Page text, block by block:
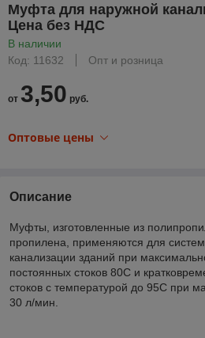
Муфта для наружной
Цена без НДС
В наличии
Код: 11632
Опт и розница
от 3,50 руб.
Оптовые цены
Описание
Муфты, изготовленные из
пропилена, применяются для
канализации зданий при
постоянных стоков 80С и
стоков с температурой до 95С при
30 л/мин.